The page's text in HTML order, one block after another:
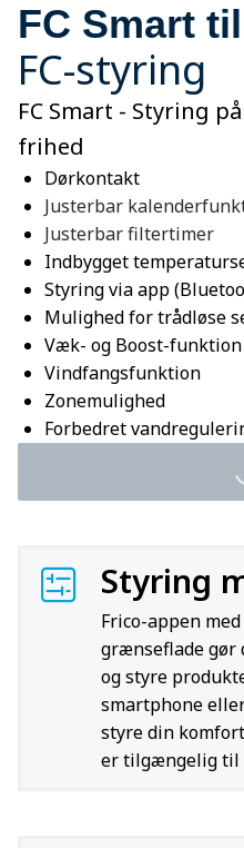
FC Smart
FC-styring
FC Smart - Styring
frihed
Dørkontakt
Justerbar
Justerbar filtertimer
Indbygget
Styring via app
Mulighed for trådløse
Væk- og Boost-funktion
Vindfangsfunktion
Zonemulighed
Forbedret
Styring
Frico-appen
grænseflade gør
og styre
smartphone
styre din
er tilgængelig til